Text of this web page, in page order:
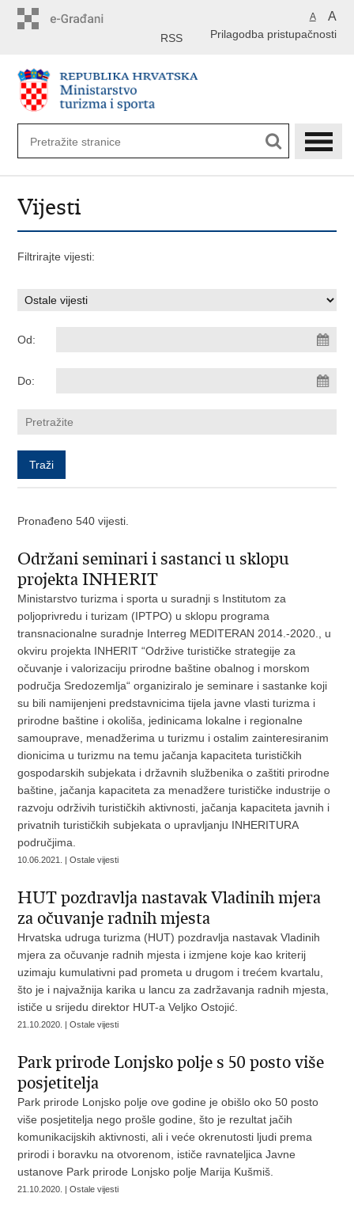
A A
Prilagodba pristupačnosti
RSS
Vijesti
Filtrirajte vijesti:
Od:
Do:
Pronađeno 540 vijesti.
Održani seminari i sastanci u sklopu
projekta INHERIT
Ministarstvo turizma i sporta u suradnji s Institutom za
poljoprivredu i turizam (IPTPO) u sklopu programa
transnacionalne suradnje Interreg MEDITERAN 2014.-2020., u
okviru projekta INHERIT “Održive turističke strategije za
očuvanje i valorizaciju prirodne baštine obalnog i morskom
područja Sredozemlja“ organiziralo je seminare i sastanke koji
su bili namijenjeni predstavnicima tijela javne vlasti turizma i
prirodne baštine i okoliša, jedinicama lokalne i regionalne
samouprave, menadžerima u turizmu i ostalim zainteresiranim
dionicima u turizmu na temu jačanja kapaciteta turističkih
gospodarskih subjekata i državnih službenika o zaštiti prirodne
baštine, jačanja kapaciteta za menadžere turističke industrije o
razvoju održivih turističkih aktivnosti, jačanja kapaciteta javnih i
privatnih turističkih subjekata o upravljanju INHERITURA
područjima.
10.06.2021. | Ostale vijesti
HUT pozdravlja nastavak Vladinih mjera
za očuvanje radnih mjesta
Hrvatska udruga turizma (HUT) pozdravlja nastavak Vladinih
mjera za očuvanje radnih mjesta i izmjene koje kao kriterij
uzimaju kumulativni pad prometa u drugom i trećem kvartalu,
što je i najvažnija karika u lancu za zadržavanja radnih mjesta,
ističe u srijedu direktor HUT-a Veljko Ostojić.
21.10.2020. | Ostale vijesti
Park prirode Lonjsko polje s 50 posto više
posjetitelja
Park prirode Lonjsko polje ove godine je obišlo oko 50 posto
više posjetitelja nego prošle godine, što je rezultat jačih
komunikacijskih aktivnosti, ali i veće okrenutosti ljudi prema
prirodi i boravku na otvorenom, ističe ravnateljica Javne
ustanove Park prirode Lonjsko polje Marija Kušmiš.
21.10.2020. | Ostale vijesti